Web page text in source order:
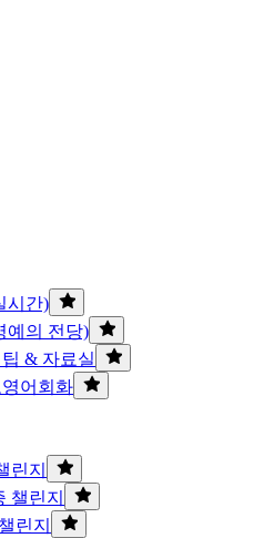
시간)
예의 전당)
& 자료실
어회화
린지
챌린지
린지